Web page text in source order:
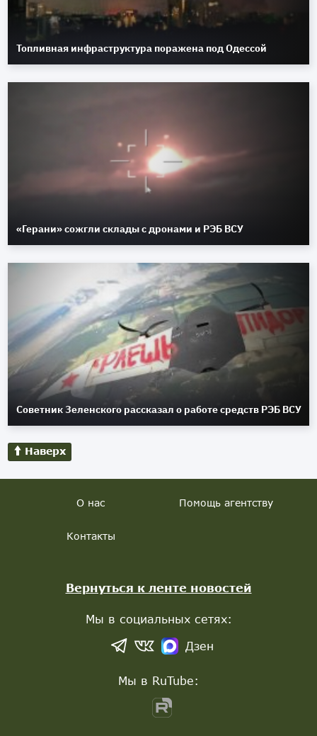
Топливная инфраструктура поражена под Одессой
«Герани» сожгли склады с дронами и РЭБ ВСУ
Советник Зеленского рассказал о работе средств РЭБ ВСУ
Наверх
О нас Помощь агентству
Контакты
Вернуться к ленте новостей
Мы в социальных сетях:
Дзен
Мы в RuTube: